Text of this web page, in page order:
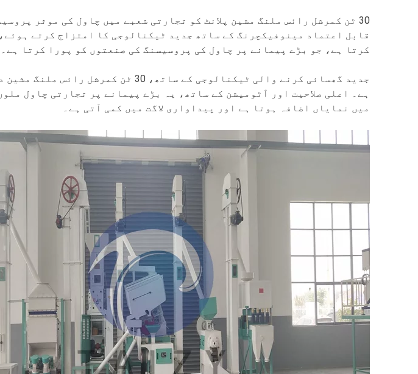
30 ٹن کمرشل رائس ملنگ مشین پلانٹ کو تجارتی شعبے میں چاول کی موثر
قابل اعتماد مینوفیکچرنگ کے ساتھ جدید ٹیکنالوجی کا امتزاج کرتے
کرتا ہے، جو بڑے پیمانے پر چاول کی پروسیسنگ کی صنعتوں کو پورا کرتا ہے۔
جدید گھسائی کرنے والی ٹیکنالوجی کے
ہے۔ اعلی صلاحیت اور آٹومیشن کے ساتھ، یہ بڑے پیمانے پر تجارتی چاول
میں نمایاں اضافہ ہوتا ہے اور پیداواری لاگت میں کمی آتی ہے۔